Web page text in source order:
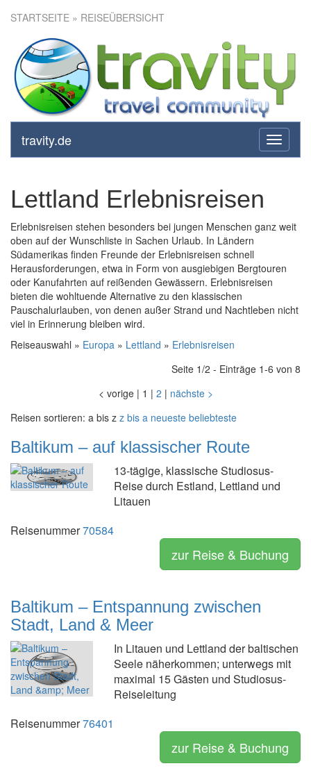
STARTSEITE » REISEÜBERSICHT
toggle
travity.de
Lettland Erlebnisreisen
Erlebnisreisen stehen besonders bei jungen Menschen ganz weit
oben auf der Wunschliste in Sachen Urlaub. In Ländern
Südamerikas finden Freunde der Erlebnisreisen schnell
Herausforderungen, etwa in Form von ausgiebigen Bergtouren
oder Kanufahrten auf reißenden Gewässern. Erlebnisreisen
bieten die wohltuende Alternative zu den klassischen
Pauschalurlauben, von denen außer Strand und Nachtleben nicht
viel in Erinnerung bleiben wird.
Reiseauswahl » Europa » Lettland » Erlebnisreisen
Seite 1/2 - Einträge 1-6 von 8
< vorige | 1 | 2 | nächste >
Reisen sortieren: a bis z z bis a neueste beliebteste
Baltikum – auf klassischer Route
13-tägige, klassische Studiosus-
Reise durch Estland, Lettland und
Litauen
Reisenummer70584
zur Reise & Buchung
Baltikum – Entspannung zwischen
Stadt, Land & Meer
In Litauen und Lettland der baltischen
Seele näherkommen; unterwegs mit
maximal 15 Gästen und Studiosus-
Reiseleitung
Reisenummer76401
zur Reise & Buchung